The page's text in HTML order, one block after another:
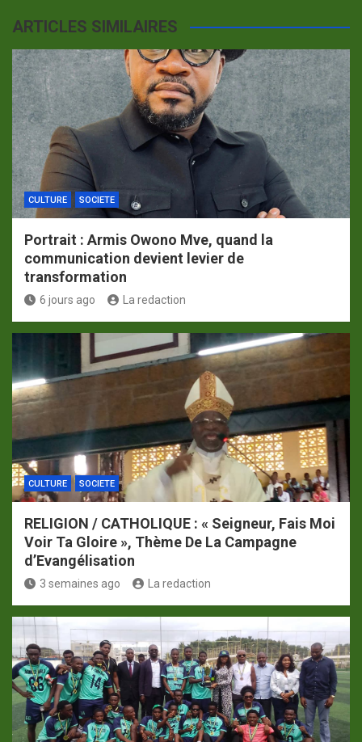
ARTICLES SIMILAIRES
CULTURE SOCIETE
Portrait : Armis Owono Mve, quand la
communication devient levier de
transformation
6 jours ago La redaction
CULTURE SOCIETE
RELIGION / CATHOLIQUE : « Seigneur, Fais Moi
Voir Ta Gloire », Thème De La Campagne
d’Evangélisation
3 semaines ago La redaction